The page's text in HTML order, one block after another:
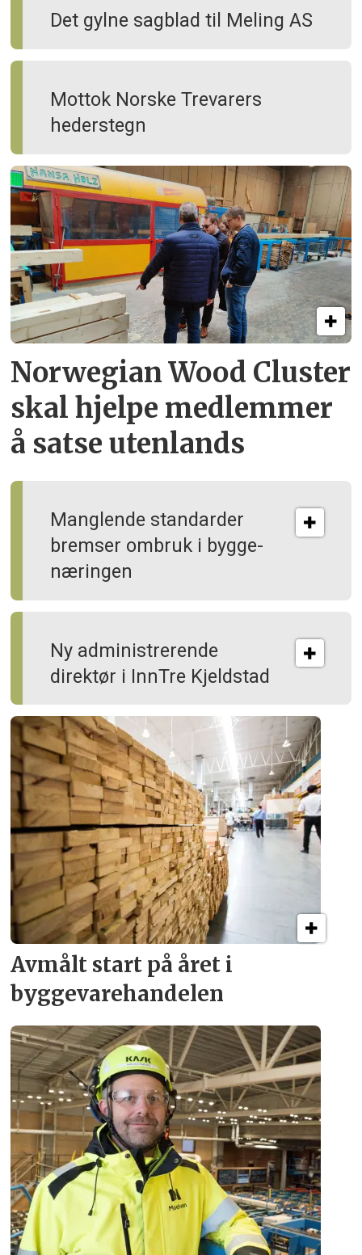
Det gylne sagblad til Meling AS
Mottok Norske Trevarers
hederstegn
Norwegian Wood Cluster
skal hjelpe medlemmer
å satse utenlands
Manglende standarder
bremser ombruk i bygge­
næringen
Ny administrerende
direktør i InnTre Kjeldstad
Avmålt start på året i
byggevare­handelen